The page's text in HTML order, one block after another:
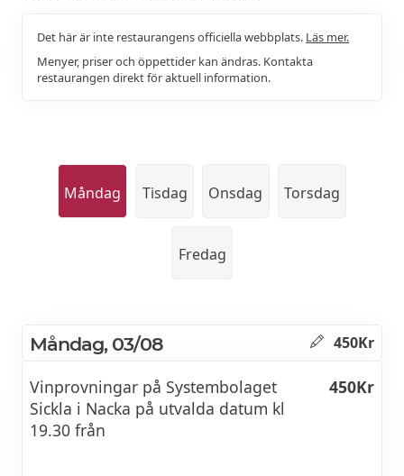
Det här är inte restaurangens officiella webbplats. Läs mer.
Menyer, priser och öppettider kan ändras. Kontakta
restaurangen direkt för aktuell information.
Måndag Tisdag Onsdag Torsdag
Fredag
Måndag, 03/08 450Kr
Vinprovningar på Systembolaget
Sickla i Nacka på utvalda datum kl
19.30 från
450Kr